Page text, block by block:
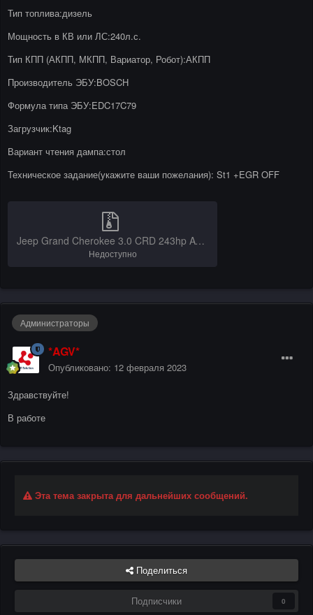
Тип топлива:дизель
Мощность в КВ или ЛС:240л.с.
Тип КПП (АКПП, МКПП, Вариатор, Робот):АКПП
Производитель ЭБУ:BOSCH
Формула типа ЭБУ:EDC17C79
Загрузчик:Ktag
Вариант чтения дампа:стол
Техническое задание(укажите ваши пожелания): St1 +EGR OFF
Jeep Grand Cherokee 3.0 CRD 243hp AT_10SW002640_stok_ktag.MPC.7z
Недоступно
Администраторы
*AGV*
Опубликовано: 12 февраля 2023
Здравствуйте!
В работе
Эта тема закрыта для дальнейших сообщений.
Поделиться
Подписчики 0